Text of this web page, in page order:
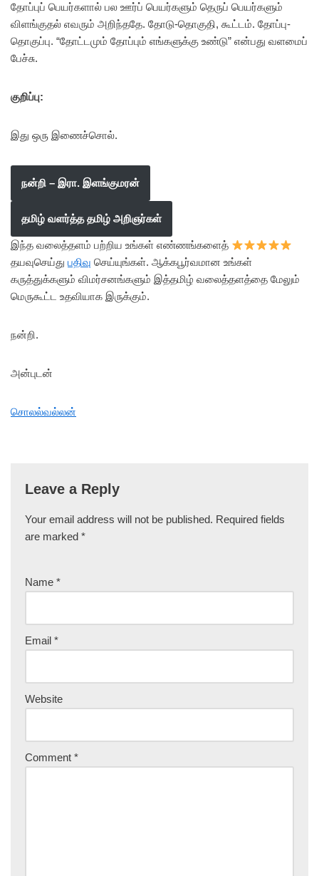
தோப்புப் பெயர்களால் பல ஊர்ப் பெயர்களும் தெருப் பெயர்களும்
விளங்குதல் எவரும் அறிந்ததே. தோடு-தொகுதி, கூட்டம். தோப்பு-
தொகுப்பு. “தோட்டமும் தோப்பும் எங்களுக்கு உண்டு” என்பது வளமைப்
பேச்சு.
குறிப்பு:
இது ஒரு இணைச்சொல்.
நன்றி – இரா. இளங்குமரன்
தமிழ் வளர்த்த தமிழ் அறிஞர்கள்
இந்த வலைத்தளம் பற்றிய உங்கள் எண்ணங்களைத்
தயவுசெய்து பதிவு செய்யுங்கள். ஆக்கபூர்வமான உங்கள்
கருத்துக்களும் விமர்சனங்களும் இத்தமிழ் வலைத்தளத்தை மேலும்
மெருகூட்ட உதவியாக இருக்கும்.
நன்றி.
அன்புடன்
சொலல்வல்லன்
Leave a Reply
Your email address will not be published. Required fields
are marked *
Name *
Email *
Website
Comment *